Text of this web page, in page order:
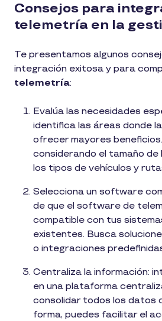
Consejos para
telemetría en la
Te presentamos algunos
integración exitosa y para
telemetría:
Evalúa las necesidades
identifica las áreas donde
ofrecer mayores
considerando el tamaño de
los tipos de vehículos y
Selecciona un software
de que el software de
compatible con tus
existentes. Busca
o integraciones
Centraliza la información:
en una plataforma
consolidar todos los datos
forma, puedes facilitar el